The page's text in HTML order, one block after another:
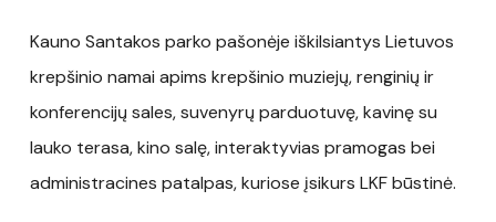
Kauno Santakos parko pašonėje iškilsiantys Lietuvos
krepšinio namai apims krepšinio muziejų, renginių ir
konferencijų sales, suvenyrų parduotuvę, kavinę su
lauko terasa, kino salę, interaktyvias pramogas bei
administracines patalpas, kuriose įsikurs LKF būstinė.